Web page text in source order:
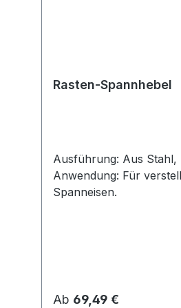
Rasten-Spannhebel
Ausführung: Aus Stahl,
Anwendung: Für
Spanneisen.
Regulärer Preis:
Ab 69,49 €